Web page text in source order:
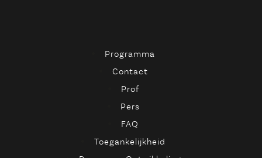
Programma
Contact
Prof
Pers
FAQ
Toegankelijkheid